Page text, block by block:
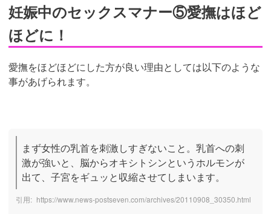
妊娠中のセックスマナー⑤愛撫はほど
ほどに！
愛撫をほどほどにした方が良い理由としては以下のような
事があげられます。
まず女性の乳首を刺激しすぎないこと。乳首への刺
激が強いと、脳からオキシトシンというホルモンが
出て、子宮をギュッと収縮させてしまいます。
https://www.news-postseven.com/archives/20110908_30350.html